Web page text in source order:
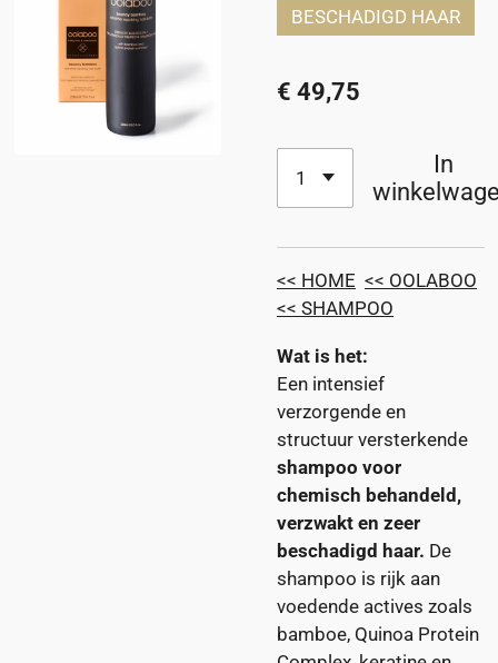
BESCHADIGD HAAR
€ 49,75
In
<< HOME << OOLABOO
<< SHAMPOO
Wat is het:
Een intensief
verzorgende en
structuur versterkende
shampoo voor
chemisch behandeld,
verzwakt en zeer
beschadigd haar. De
shampoo is rijk aan
voedende actives zoals
bamboe, Quinoa Protein